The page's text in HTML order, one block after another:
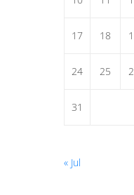
17 18
24 25
31
« Jul